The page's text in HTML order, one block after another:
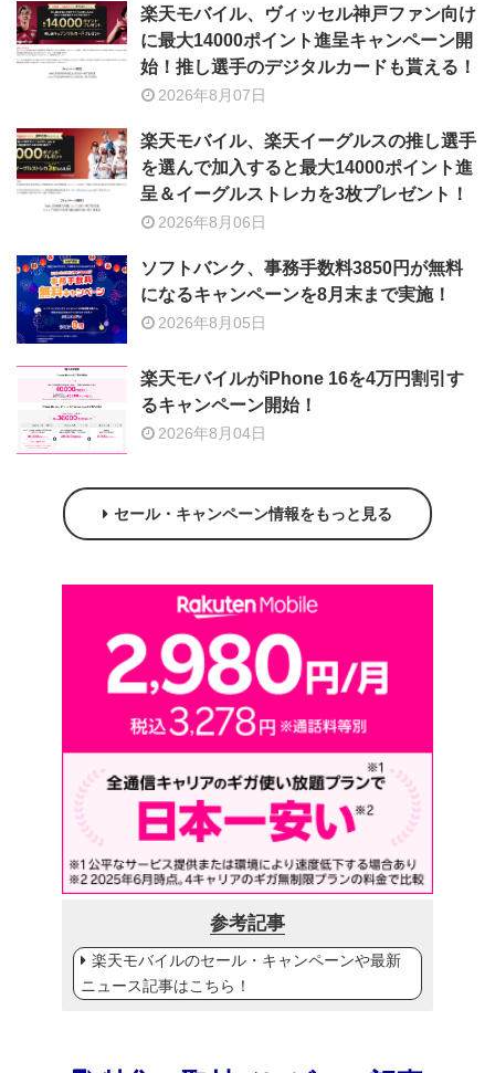
楽天モバイル、ヴィッセル神戸ファン向け
に最大14000ポイント進呈キャンペーン開
始！推し選手のデジタルカードも貰える！
2026年8月07日
楽天モバイル、楽天イーグルスの推し選手
を選んで加入すると最大14000ポイント進
呈＆イーグルストレカを3枚プレゼント！
2026年8月06日
ソフトバンク、事務手数料3850円が無料
になるキャンペーンを8月末まで実施！
2026年8月05日
楽天モバイルがiPhone 16を4万円割引す
るキャンペーン開始！
2026年8月04日
セール・キャンペーン情報をもっと見る
参考記事
楽天モバイルのセール・キャンペーンや最新
ニュース記事はこちら！